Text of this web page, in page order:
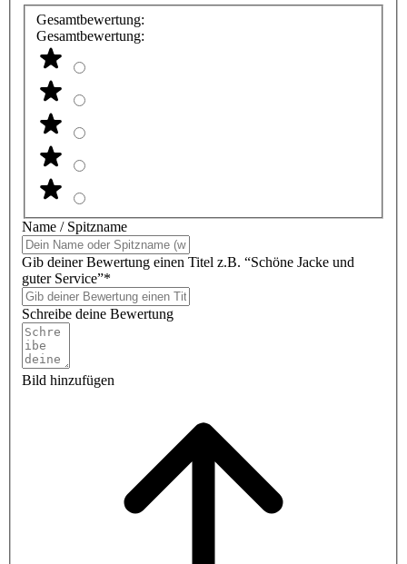
Gesamtbewertung:
Gesamtbewertung:
Name / Spitzname
Gib deiner Bewertung einen Titel z.B. “Schöne Jacke und
guter Service”*
Schreibe deine Bewertung
Bild hinzufügen